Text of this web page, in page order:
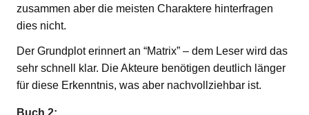
zusammen aber die meisten Charaktere hinterfragen
dies nicht.
Der Grundplot erinnert an “Matrix” – dem Leser wird das
sehr schnell klar. Die Akteure benötigen deutlich länger
für diese Erkenntnis, was aber nachvollziehbar ist.